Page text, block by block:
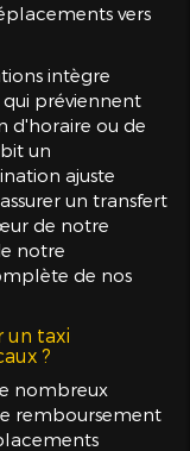
vers
intègre
préviennent
d'horaire ou de
un
ajuste
un transfert
de notre
notre
de nos
un taxi
?
nombreux
remboursement